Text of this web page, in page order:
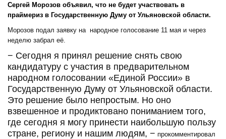
Сергей Морозов объявил, что не будет участвовать в
праймериз в Государственную Думу от Ульяновской области.
Морозов подал заявку на народное голосование 11 мая и через
неделю забрал её.
− Сегодня я принял решение снять свою
кандидатуру с участия в предварительном
народном голосовании «Единой России» в
Государственную Думу от Ульяновской области.
Это решение было непростым. Но оно
взвешенное и продиктовано пониманием того,
где сегодня я могу принести наибольшую пользу
стране, региону и нашим людям, − прокомментировал